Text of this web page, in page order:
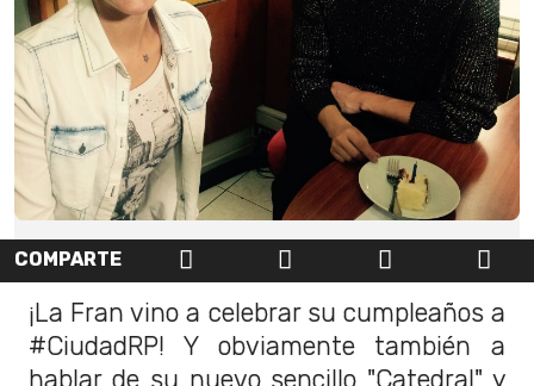
COMPARTE
¡La Fran vino a celebrar su cumpleaños a
#CiudadRP! Y obviamente también a
hablar de su nuevo sencillo "Catedral" y